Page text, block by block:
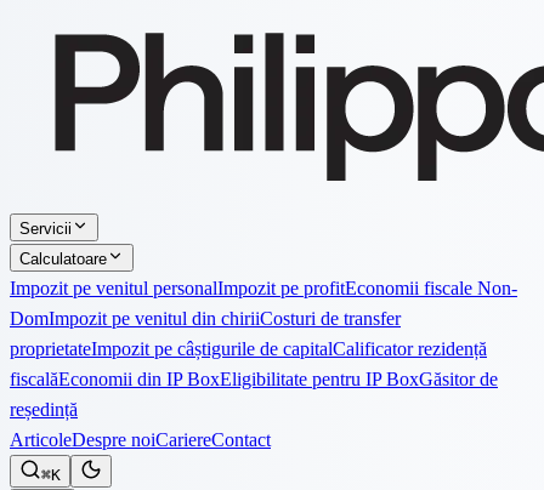
Servicii
Calculatoare
Impozit pe venitul personalImpozit pe profitEconomii fiscale Non-
DomImpozit pe venitul din chiriiCosturi de transfer
proprietateImpozit pe câștigurile de capitalCalificator rezidență
fiscalăEconomii din IP BoxEligibilitate pentru IP BoxGăsitor de
reședință
ArticoleDespre noiCariereContact
⌘K